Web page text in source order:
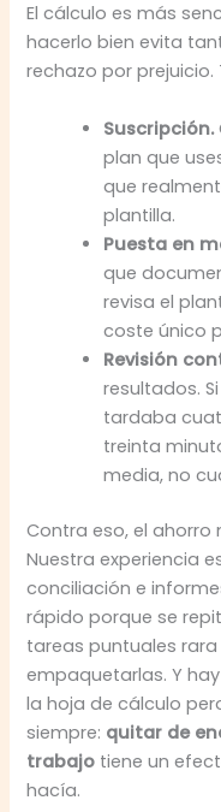
El cálculo es más
hacerlo bien evita
rechazo por prejuicio.
Suscripción.
plan que
que
plantilla.
Puesta en
que
revisa el
coste único
Revisión
resultados.
tardaba
treinta
media, no
Contra eso, el ahorro
Nuestra experiencia
conciliación e
rápido porque se
tareas puntuales
empaquetarlas. Y
la hoja de cálculo
siempre: quitar de
trabajo tiene un
hacía.